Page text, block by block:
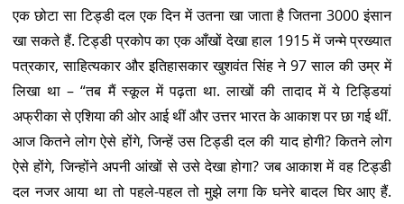
एक छोटा सा टिड्डी दल एक दिन में उतना खा जाता है जितना 3000 इंसान
खा सकते हैं. टिड्डी प्रकोप का एक आँखों देखा हाल 1915 में जन्मे प्रख्यात
पत्रकार, साहित्यकार और इतिहासकार खुशवंत सिंह ने 97 साल की उम्र में
लिखा था – “तब मैं स्कूल में पढ़ता था. लाखों की तादाद में ये टिड्डियां
अफ्रीका से एशिया की ओर आई थीं और उत्तर भारत के आकाश पर छा गई थीं.
आज कितने लोग ऐसे होंगे, जिन्हें उस टिड्डी दल की याद होगी? कितने लोग
ऐसे होंगे, जिन्होंने अपनी आंखों से उसे देखा होगा? जब आकाश में वह टिड्डी
दल नजर आया था तो पहले-पहल तो मुझे लगा कि घनेरे बादल घिर आए हैं.